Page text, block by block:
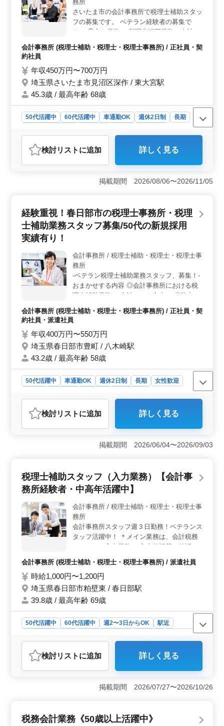
あり、経験や知識を活かし、安心して働けます。中高年
層が多く在籍し、多様な経験を共有しながら業務に取り
組むことができます。
務所
さいたま市の会計事務所で税理士補助スタッ
フの募集です。 ベテラン経験者の募集で
す。 ◯主な業務 ・顧問先巡回業務（会計処
理指導、会計監査） ・法人及び個人の税務
会計業務 ・各種税務申告書類の作成及び税
ート ・相続対策～相続税申告業務 ＊会計ソ
フトは主にＴＫＣ・ソリマチ・ＪＤＬを使用
しています。 担当者が企業情報をしっかり
が可能です。 ※年間休日120日以上 ※マイ
カー通勤可能（無料駐車場あり） ※資格取
す。
会計事務所 (税理士補助・税理士・税理士事務所) / 正社員・契
約社員
年収450万円〜700万円
埼玉県さいたま市見沼区深作 / 東大宮駅
45.3歳 / 最高年齢 68歳
50代活躍中 60代活躍中 車通勤OK 週休2日制
長期
おすすめポイント
＜経験を活かした働き方＞ この求人では、顧問先巡回
業務、法人及び個人の税務会計業務、各種税務申告書類
の作成、税務相談業務、相続対策、会社設立や事業承継
業務経験を持つベテランの方に最適な職場です。 ＜
充実した福利厚生と支援制度＞ 年間休日120日以上の完
全週休2日制に加え、賞与は年3回支給されます。雇用・
労災・健康・厚生の各種保険が完備されており、安定し
た福利厚生が整っています。さらに、資格取得を目指す
方には支援制度があり、キャリアアップを図ることがで
きます。 ＜働きやすい職場環境＞ 東大宮駅から通
勤可能で、マイカー通勤もOKです。残業がなく定時退社
ができるため、ワークライフバランスを保ちやすい環境
ーズに業務に慣れることができ、50代・60代のスタッフ
も活躍中で働きやすい職場です。
検討リスト に追加 詳しく見る
掲載期間 2026/08/06〜2026/11/05
経験重視！春日部市の税理士事務所・税理
士補助業務スタッフ募集/50代の新規採用
実績有り！
会計事務所 / 税理士補助・税理士・税理士事
務所
-ベテラン税理士補助業務スタッフ、募集！-
おまかせする内容 ◎会計事務所における税
理士補助業務 ＊会計ソフト入力 ＊税務申告
等作成 など おすすめポイント ＊会計ソフ
ト：TKC ＊年間休日120日 ＊日商簿記2級持
ってる方歓迎 ＊税理士科目合格者優遇 資格
がなくても、経験を重視しておりますのでご
安心ください！ 皆さまからのご応募お待ち
しております＾＾！
会計事務所 (税理士補助・税理士・税理士事務所) / 正社員・契
約社員・派遣社員
年収400万円〜550万円
埼玉県春日部市豊町 / 八木崎駅
43.2歳 / 最高年齢 58歳
50代活躍中 車通勤OK 週休2日制 長期
女性歓迎
おすすめポイント
＜税理士事務所の税理士補助業務スタッフ募集＞ 埼玉
県春日部市豊町にある税理士事務所では、税理士補助業
務スタッフを募集しています。会計事務所での経験を5年
以上お持ちの方を求めていますが、資格は必要ありませ
務を担当します。具体的には、会計ソフトの入力や税務
申告の作成などの業務を行います。経験者であればスム
徴＞ 八木崎駅から近く、車通勤も可能です。また、年
間休日が120日あり、働きやすい環境が整っているのも魅
力です。日商簿記2級の資格をお持ちの方や、税理士科目
合格者は優遇されます。
検討リスト に追加 詳しく見る
掲載期間 2026/06/04〜2026/09/03
税理士補助スタッフ（入力業務）【会計事
務所経験者・中高年活躍中】
会計事務所 / 税理士補助・税理士・税理士事
務所
会計事務所スタッフ週３日勤務！ベテランス
タッフ活躍中！ ＊メイン業務は、会計税務
ソフトへの入力業務 ＊入力仕訳等の確認作
業 ＊法人・個人確定申告の作成(経験者優遇)
＊源泉徴収簿及び支払調書の作成(経験者優
遇) ※会計事務所又は会社での会計ソフト入
力経験者を希望します。 ※週3日程度働ける
方
会計事務所 (税理士補助・税理士・税理士事務所) / 派遣社員
時給1,000円〜1,200円
埼玉県春日部市粕壁東 / 春日部駅
39.8歳 / 最高年齢 69歳
50代活躍中 60代活躍中 週2〜3日からOK
駅近
おすすめポイント
＜シニア層向けのポイント＞ 経験者に向けた税理士補
助をスタッフ募集しています。主に会計税務ソフトへの
入力業務を担当します。週3日からの勤務で、経験者を歓
メインです。仕訳の確認や確定申告の作成も担当しま
検討リスト に追加 詳しく見る
掲載期間 2026/07/27〜2026/10/26
税務会計業務《50歳以上活躍中》